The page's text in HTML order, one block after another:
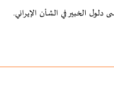
الخبير في الشأن الإيراني.